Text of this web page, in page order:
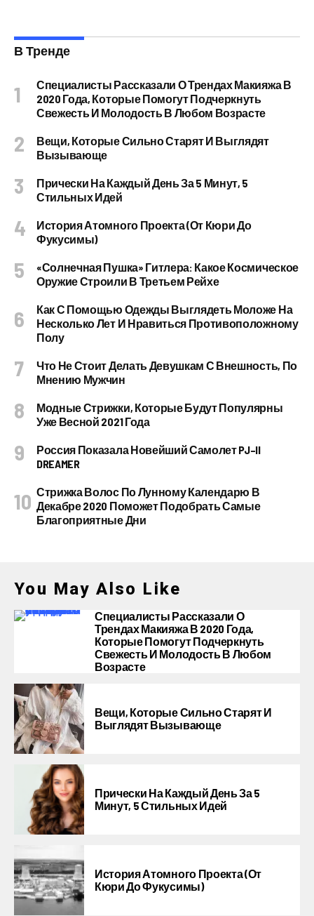
В Тренде
Специалисты Рассказали О Трендах Макияжа В
2020 Года, Которые Помогут Подчеркнуть
Свежесть И Молодость В Любом Возрасте
Вещи, Которые Сильно Старят И Выглядят
Вызывающе
Прически На Каждый День За 5 Минут, 5
Стильных Идей
История Атомного Проекта (от Кюри До
Фукусимы)
«Солнечная Пушка» Гитлера: Какое Космическое
Оружие Строили В Третьем Рейхе
Как С Помощью Одежды Выглядеть Моложе На
Несколько Лет И Нравиться Противоположному
Полу
Что Не Стоит Делать Девушкам С Внешность, По
Мнению Мужчин
Модные Стрижки, Которые Будут Популярны
Уже Весной 2021 Года
Россия Показала Новейший Самолет PJ–II
DREAMER
Стрижка Волос По Лунному Календарю В
Декабре 2020 Поможет Подобрать Самые
Благоприятные Дни
You May Also Like
Специалисты Рассказали О
Трендах Макияжа В 2020 Года,
Которые Помогут Подчеркнуть
Свежесть И Молодость В Любом
Возрасте
Вещи, Которые Сильно Старят И
Выглядят Вызывающе
Прически На Каждый День За 5
Минут, 5 Стильных Идей
История Атомного Проекта (от
Кюри До Фукусимы)